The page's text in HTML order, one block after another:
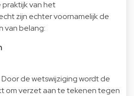
praktijk van het
zijn echter voornamelijk de
van belang:
de wetswijziging wordt de
om verzet aan te tekenen tegen